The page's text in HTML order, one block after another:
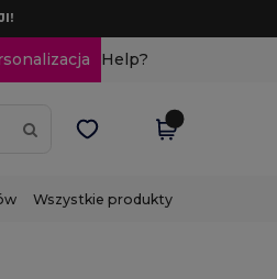
Help?
Wszystkie produkty